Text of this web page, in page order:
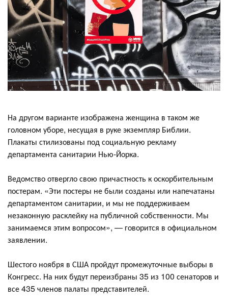
На другом варианте изображена женщина в таком же
головном уборе, несущая в руке экземпляр Библии.
Плакаты стилизованы под социальную рекламу
департамента санитарии Нью-Йорка.
Ведомство отвергло свою причастность к оскорбительным
постерам. «Эти постеры не были созданы или напечатаны
департаментом санитарии, и мы не поддерживаем
незаконную расклейку на публичной собственности. Мы
занимаемся этим вопросом», — говорится в официальном
заявлении.
Шестого ноября в США пройдут промежуточные выборы в
Конгресс. На них будут переизбраны 35 из 100 сенаторов и
все 435 членов палаты представителей.